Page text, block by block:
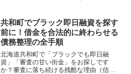
まで徹底解説。多重債務の地獄から抜け
出し、合法的に借金を減額・免除する
「債務整理」の正しい知識と、今すぐ督
促を止める無料相談窓口をご案内しま
す。
共和町でブラック即日融資を探す
前に！借金を合法的に終わらせる
債務整理の全手順
北海道共和町で「ブラックでも即日融
資」「審査の甘い街金」をお探しです
か？審査に落ち続ける残酷な理由（信用